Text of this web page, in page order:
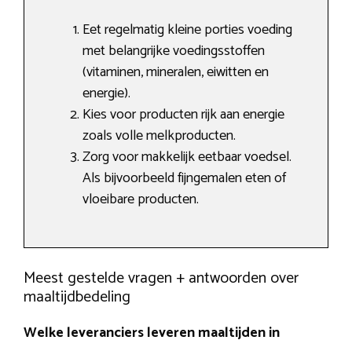
Eet regelmatig kleine porties voeding
met belangrijke voedingsstoffen
(vitaminen, mineralen, eiwitten en
energie).
Kies voor producten rijk aan energie
zoals volle melkproducten.
Zorg voor makkelijk eetbaar voedsel.
Als bijvoorbeeld fijngemalen eten of
vloeibare producten.
Meest gestelde vragen + antwoorden over
maaltijdbedeling
Welke leveranciers leveren maaltijden in